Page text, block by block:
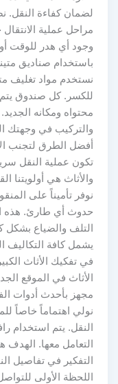
لضمان كفاءة النقل.
مراحل عملية
وجود أي هدر للوقت أو
باستخدام صناديق
نستخدم مواد تغليف
للكسر. كل صندوق
محتواه ومكانه
والتركيب في وجهتك
أفضل الطرق لتجنب
تكون عملية النقل
والأثاث هي
نوفر تأميناً على
حدوث أي طارئ. هذه
التلف والضياع
يشمل كافة التكاليف
في تفكيك الأثاث
الأثاث في الموقع
مجهز بأحدث أدوات
نولي اهتماماً خاصاً
النقل. يتم
التعامل معها.
التفكير في تفاصيل
اللحظة الأولى